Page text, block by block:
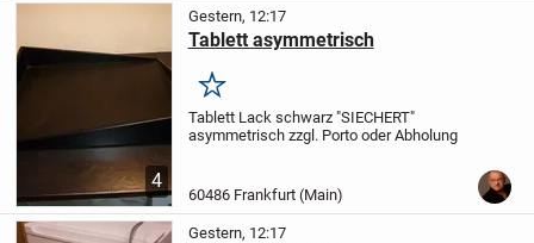
4
Gestern, 12:17
Tablett asymmetrisch
Merken
Tablett Lack schwarz "SIECHERT"
asymmetrisch zzgl. Porto oder Abholung
60486 Frankfurt (Main)
Gestern, 12:17